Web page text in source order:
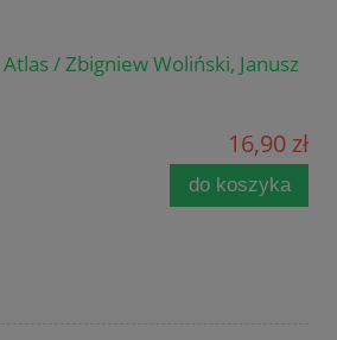
Atlas / Zbigniew Woliński, Janusz
16,90 zł
do koszyka